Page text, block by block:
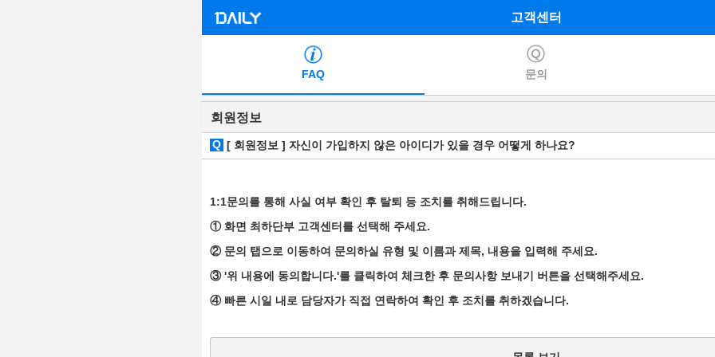
고객센터
FAQ 문의
회원정보
Q [ 회원정보 ] 자신이 가입하지 않은 아이디가 있을 경우 어떻게 하나요?
1:1문의를 통해 사실 여부 확인 후 탈퇴 등 조치를 취해드립니다.
① 화면 최하단부 고객센터를 선택해 주세요.
② 문의 탭으로 이동하여 문의하실 유형 및 이름과 제목, 내용을 입력해 주세요.
③ '위 내용에 동의합니다.'를 클릭하여 체크한 후 문의사항 보내기 버튼을 선택해주세요.
④ 빠른 시일 내로 담당자가 직접 연락하여 확인 후 조치를 취하겠습니다.